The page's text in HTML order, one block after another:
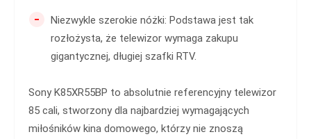
-
Niezwykle szerokie nóżki: Podstawa jest tak
rozłożysta, że telewizor wymaga zakupu
gigantycznej, długiej szafki RTV.
Sony K85XR55BP to absolutnie referencyjny telewizor
85 cali, stworzony dla najbardziej wymagających
miłośników kina domowego, którzy nie znoszą